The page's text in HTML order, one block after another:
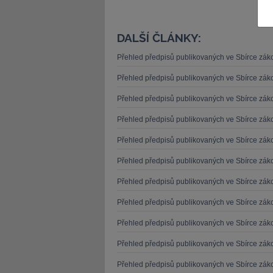
DALŠÍ ČLÁNKY:
Přehled předpisů publikovaných ve Sbírce
Přehled předpisů publikovaných ve Sbírce
Přehled předpisů publikovaných ve Sbírce
Přehled předpisů publikovaných ve Sbírce
Přehled předpisů publikovaných ve Sbírce
Přehled předpisů publikovaných ve Sbírce
Přehled předpisů publikovaných ve Sbírce
Přehled předpisů publikovaných ve Sbírce
Přehled předpisů publikovaných ve Sbírce
Přehled předpisů publikovaných ve Sbírce
Přehled předpisů publikovaných ve Sbírce
JUDr. Tomáš Nielsen
JUDr.
Kurzy